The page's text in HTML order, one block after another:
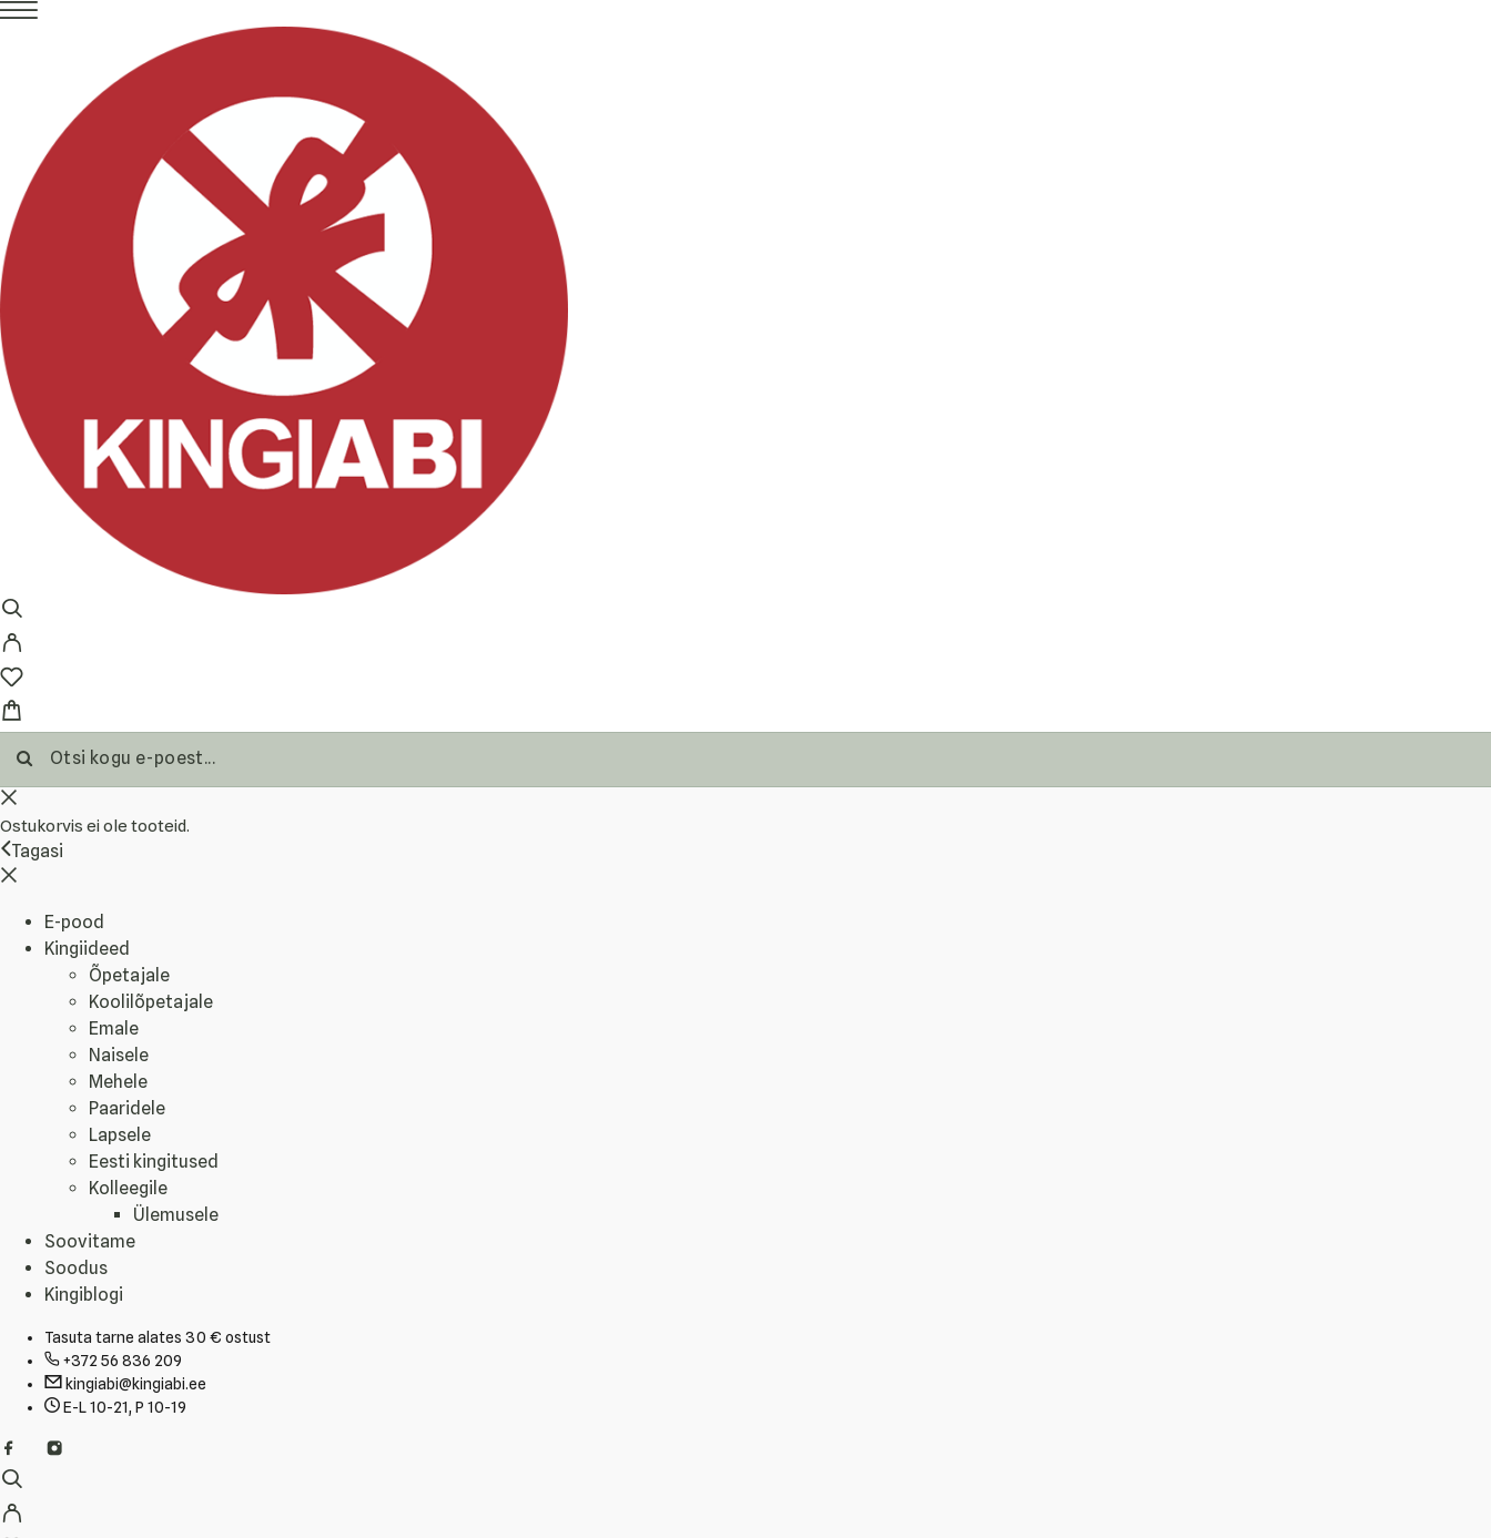
Ostukorvis ei ole tooteid.
Tagasi
E-pood
Kingiideed
Õpetajale
Koolilõpetajale
Emale
Naisele
Mehele
Paaridele
Lapsele
Eesti kingitused
Kolleegile
Ülemusele
Soovitame
Soodus
Kingiblogi
Tasuta tarne alates 30 € ostust
+372 56 836 209
kingiabi@kingiabi.ee
E-L 10-21, P 10-19